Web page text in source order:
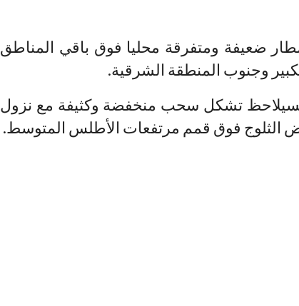
ضعيفة ومتفرقة محليا فوق باقي المناطق
وجنوب المنطقة الشرقية.
فسيلاحظ تشكل سحب منخفضة وكثيفة مع نزول
الثلوج فوق قمم مرتفعات الأطلس المتوسط.